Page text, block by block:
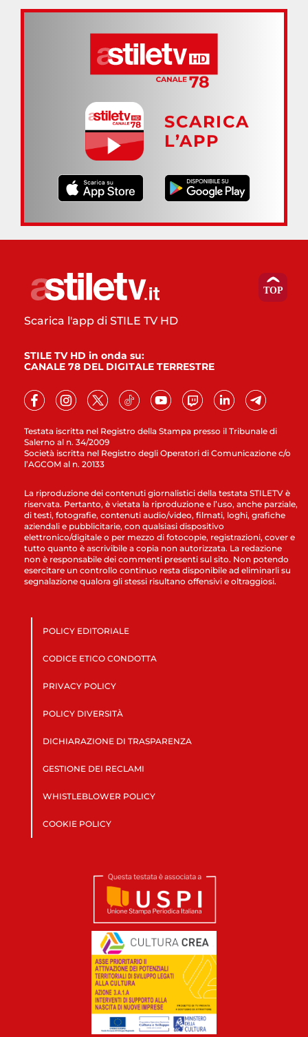
SCARICA
L’APP
Testata iscritta nel Registro della Stampa presso il Tribunale di
Salerno al n. 34/2009
Società iscritta nel Registro degli Operatori di Comunicazione c/o
l’AGCOM al n. 20133
Scarica l'app di STILE TV HD
STILE TV HD in onda su:
CANALE 78 DEL DIGITALE TERRESTRE
La riproduzione dei contenuti giornalistici della testata STILETV è
riservata. Pertanto, è vietata la riproduzione e l’uso, anche parziale,
di testi, fotografie, contenuti audio/video, filmati, loghi, grafiche
aziendali e pubblicitarie, con qualsiasi dispositivo
elettronico/digitale o per mezzo di fotocopie, registrazioni, cover e
tutto quanto è ascrivibile a copia non autorizzata. La redazione
non è responsabile dei commenti presenti sul sito. Non potendo
esercitare un controllo continuo resta disponibile ad eliminarli su
segnalazione qualora gli stessi risultano offensivi e oltraggiosi.
POLICY EDITORIALE
CODICE ETICO CONDOTTA
PRIVACY POLICY
POLICY DIVERSITÀ
DICHIARAZIONE DI TRASPARENZA
GESTIONE DEI RECLAMI
WHISTLEBLOWER POLICY
COOKIE POLICY